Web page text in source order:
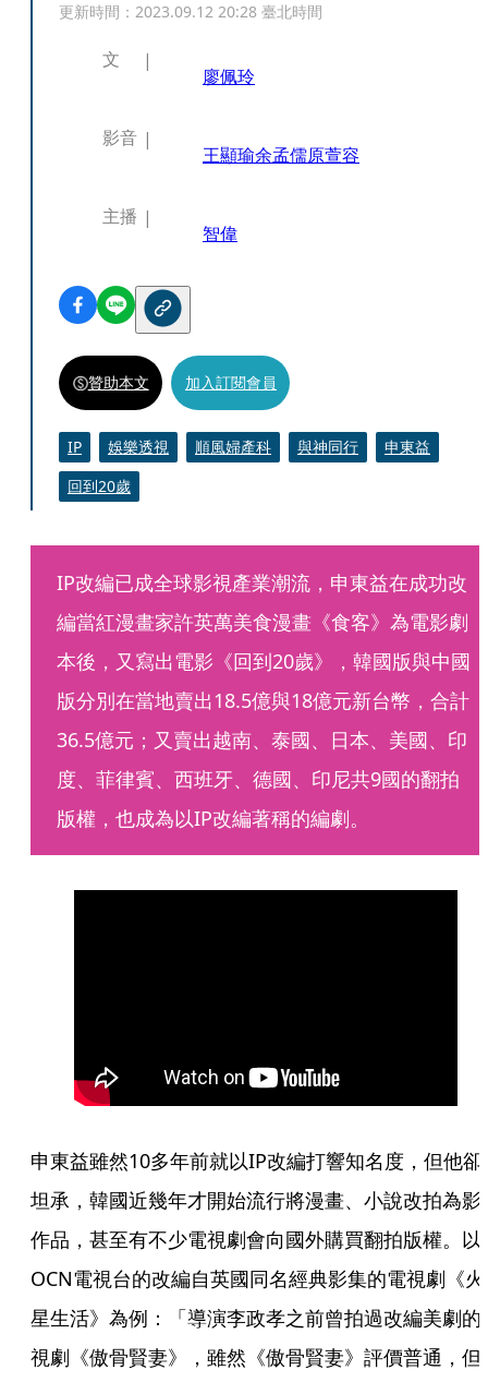
更新時間： 2023.09.12 20:28 臺北時間
文
廖佩玲
影音
王顯瑜余孟儒原萱容
主播
智偉
贊助本文 加入訂閱會員
IP 娛樂透視 順風婦產科 與神同行
申東益
回到20歲
IP改編已成全球影視產業潮流，申東益在成功改
編當紅漫畫家許英萬美食漫畫《食客》為電影劇
本後，又寫出電影《回到20歲》，韓國版與中國
版分別在當地賣出18.5億與18億元新台幣，合計
36.5億元；又賣出越南、泰國、日本、美國、印
度、菲律賓、西班牙、德國、印尼共9國的翻拍
版權，也成為以IP改編著稱的編劇。
申東益雖然10多年前就以IP改編打響知名度，但他卻
坦承，韓國近幾年才開始流行將漫畫、小說改拍為影
作品，甚至有不少電視劇會向國外購買翻拍版權。以
OCN電視台的改編自英國同名經典影集的電視劇《火
星生活》為例：「導演李政孝之前曾拍過改編美劇的
視劇《傲骨賢妻》，雖然《傲骨賢妻》評價普通，但